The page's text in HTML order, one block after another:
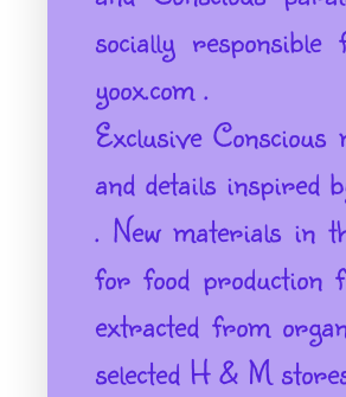
socially
yoox.com .
Exclusive
and details inspired
. New materials in
for food production
extracted from
selected H & M